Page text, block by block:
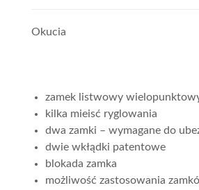
Okucia
zamek listwowy
kilka mieisć ryglowania
dwa zamki – wymagane do
dwie wkłądki patentowe
blokada zamka
możliwość zastosowania